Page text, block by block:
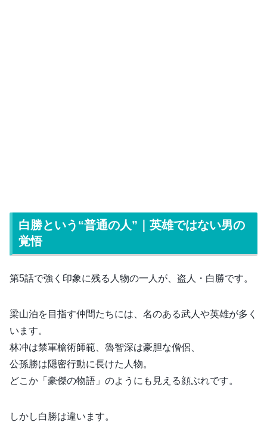
白勝という“普通の人”｜英雄ではない男の
覚悟
第5話で強く印象に残る人物の一人が、盗人・白勝です。
梁山泊を目指す仲間たちには、名のある武人や英雄が多く
います。
林冲は禁軍槍術師範、魯智深は豪胆な僧侶、
公孫勝は隠密行動に長けた人物。
どこか「豪傑の物語」のようにも見える顔ぶれです。
しかし白勝は違います。